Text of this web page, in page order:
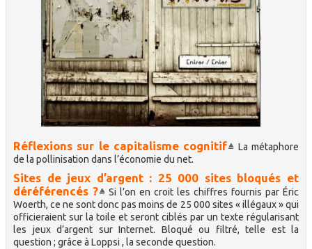
Réflexions sur le capitalisme cognitif
La métaphore
de la pollinisation dans l’économie du net.
Sites de jeux d’argent : 25 000 sites bloqués et
déréférencés ?
Si l’on en croit les chiffres fournis par Éric
Woerth, ce ne sont donc pas moins de 25 000 sites « illégaux » qui
officieraient sur la toile et seront ciblés par un texte régularisant
les jeux d’argent sur Internet. Bloqué ou filtré, telle est la
question ; grâce à Loppsi , la seconde question.